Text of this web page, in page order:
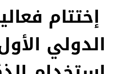
إختتام
الدولي